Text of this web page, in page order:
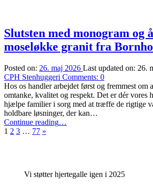
med
nye
billeder
vores
udstilling,
hvor
der
er
kommet
mange
Slutsten med monogram og
moseløkke granit fra
Posted on: 26. maj 2026 Last updated on: 26.
CPH Stenhuggeri Comments: 0
Hos os handler arbejdet først og fremmest om
omtanke, kvalitet og respekt. Det er dér vores
hjælpe familier i sorg med at træffe de rigtige
holdbare løsninger, der kan…
Continue reading“Slutsten
moseløkke
…
1 2 3 … 77 Next
»
Vi støtter hjertegalle igen i 2025